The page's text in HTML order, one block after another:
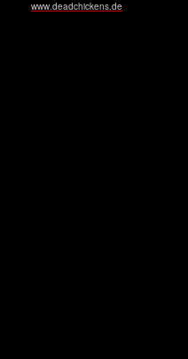
www.deadchickens.de